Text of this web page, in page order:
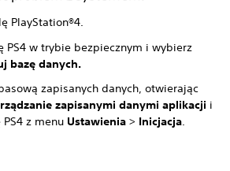
PlayStation®4.
PS4 w trybie bezpiecznym i wybierz
bazę danych.
zapisanych danych, otwierając
zapisanymi danymi aplikacji i
z menu Ustawienia > Inicjacja.